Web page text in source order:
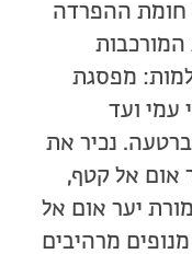
חומת ההפרדה
המורכבות
מפסגת
עמי ועד
נכיר את
אום אל קטף,
יער אום אל
מרהיבים